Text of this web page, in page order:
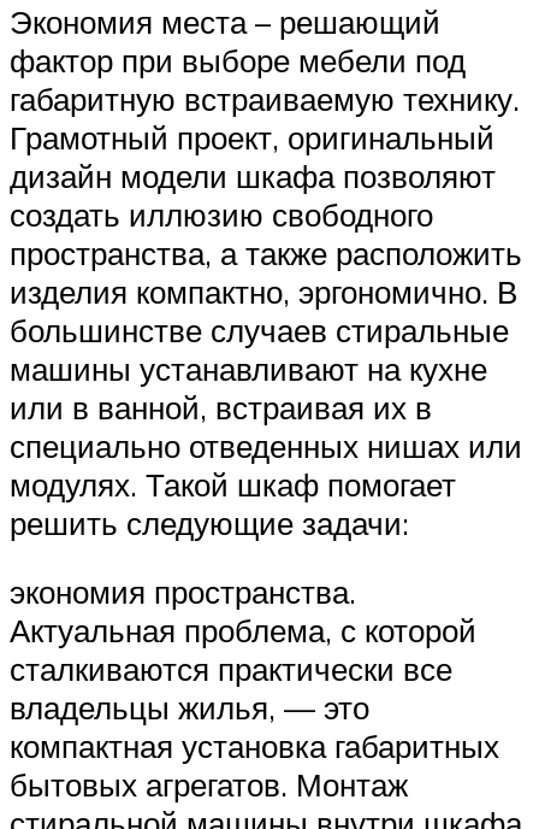
Экономия места – решающий
фактор при выборе мебели под
габаритную встраиваемую технику.
Грамотный проект, оригинальный
дизайн модели шкафа позволяют
создать иллюзию свободного
пространства, а также расположить
изделия компактно, эргономично. В
большинстве случаев стиральные
машины устанавливают на кухне
или в ванной, встраивая их в
специально отведенных нишах или
модулях. Такой шкаф помогает
решить следующие задачи:
экономия пространства.
Актуальная проблема, с которой
сталкиваются практически все
владельцы жилья, — это
компактная установка габаритных
бытовых агрегатов. Монтаж